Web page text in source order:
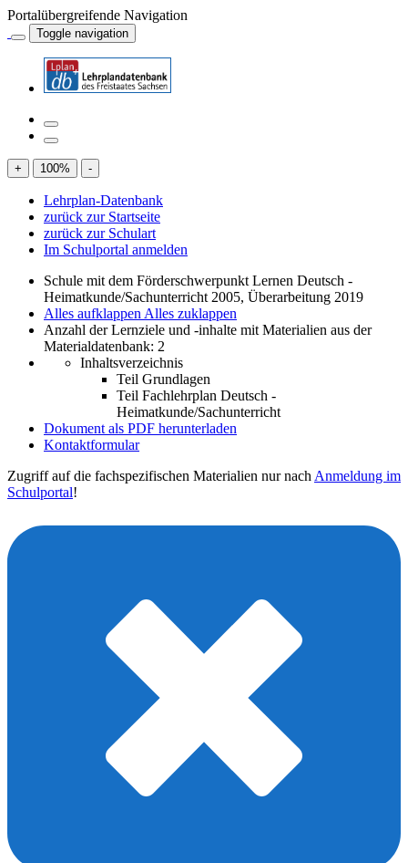
Portalübergreifende Navigation
Toggle navigation
+ 100% -
Lehrplan-Datenbank
zurück zur Startseite
zurück zur Schulart
Im Schulportal anmelden
Schule mit dem Förderschwerpunkt Lernen Deutsch -
Heimatkunde/Sachunterricht 2005, Überarbeitung 2019
Alles aufklappen Alles zuklappen
Anzahl der Lernziele und -inhalte mit Materialien aus der
Materialdatenbank: 2
Inhaltsverzeichnis
Teil Grundlagen
Teil Fachlehrplan Deutsch -
Heimatkunde/Sachunterricht
Dokument als PDF herunterladen
Kontaktformular
Zugriff auf die fachspezifischen Materialien nur nach Anmeldung im
Schulportal!